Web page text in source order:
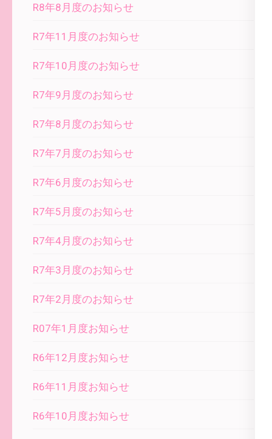
R8年8月度のお知らせ
R7年11月度のお知らせ
R7年10月度のお知らせ
R7年9月度のお知らせ
R7年8月度のお知らせ
R7年7月度のお知らせ
R7年6月度のお知らせ
R7年5月度のお知らせ
R7年4月度のお知らせ
R7年3月度のお知らせ
R7年2月度のお知らせ
R07年1月度お知らせ
R6年12月度お知らせ
R6年11月度お知らせ
R6年10月度お知らせ